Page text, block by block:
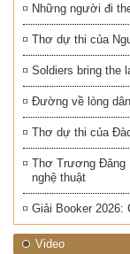
Những người đi
Thơ dự thi của
Soldiers bring the
Đường về lòng dân
Thơ dự thi của
Thơ Trương Đăng
nghệ thuật
Giải Booker 2026:
Video